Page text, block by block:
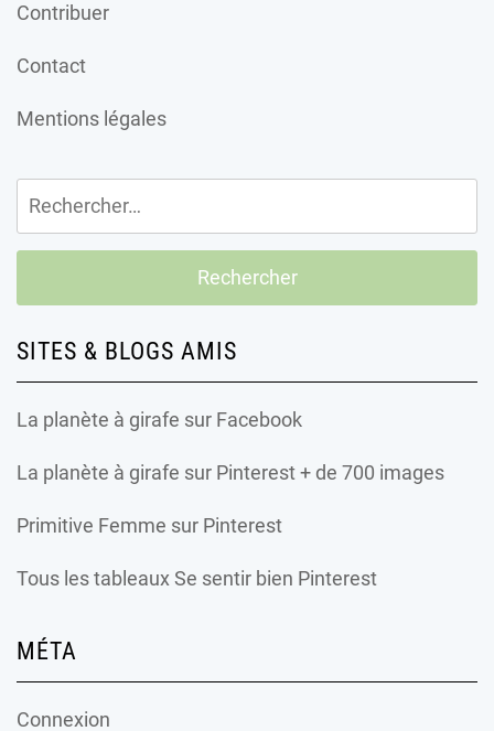
Contribuer
Contact
Mentions légales
Rechercher :
SITES & BLOGS AMIS
La planète à girafe sur Facebook
La planète à girafe sur Pinterest + de 700 images
Primitive Femme sur Pinterest
Tous les tableaux Se sentir bien Pinterest
MÉTA
Connexion